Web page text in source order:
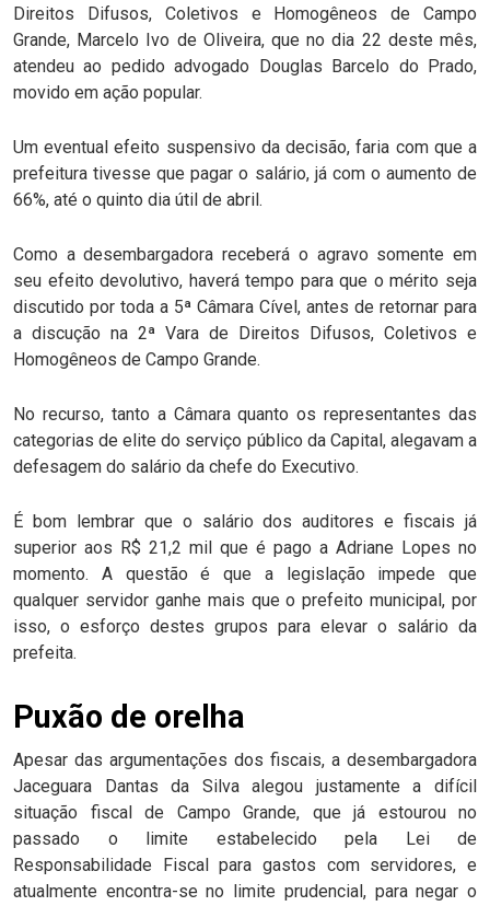
Direitos Difusos, Coletivos e Homogêneos de Campo
Grande, Marcelo Ivo de Oliveira, que no dia 22 deste mês,
atendeu ao pedido advogado Douglas Barcelo do Prado,
movido em ação popular.
Um eventual efeito suspensivo da decisão, faria com que a
prefeitura tivesse que pagar o salário, já com o aumento de
66%, até o quinto dia útil de abril.
Como a desembargadora receberá o agravo somente em
seu efeito devolutivo, haverá tempo para que o mérito seja
discutido por toda a 5ª Câmara Cível, antes de retornar para
a discução na 2ª Vara de Direitos Difusos, Coletivos e
Homogêneos de Campo Grande.
No recurso, tanto a Câmara quanto os representantes das
categorias de elite do serviço público da Capital, alegavam a
defesagem do salário da chefe do Executivo.
É bom lembrar que o salário dos auditores e fiscais já
superior aos R$ 21,2 mil que é pago a Adriane Lopes no
momento. A questão é que a legislação impede que
qualquer servidor ganhe mais que o prefeito municipal, por
isso, o esforço destes grupos para elevar o salário da
prefeita.
Puxão de orelha
Apesar das argumentações dos fiscais, a desembargadora
Jaceguara Dantas da Silva alegou justamente a difícil
situação fiscal de Campo Grande, que já estourou no
passado o limite estabelecido pela Lei de
Responsabilidade Fiscal para gastos com servidores, e
atualmente encontra-se no limite prudencial, para negar o